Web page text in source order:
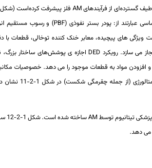
گسترده‌ای از فرآیندهایAM
فلز پیشرفت کرده‌است (شکل 1-
PBF) و رسوب مستقیم انرژی
های پیچیده، معابر خنک کننده توخالی، قطعات با دقت
سازد. رویکردDEDاجازه ی پوشش‌های ساختار بزرگ، نرخ
مواد به قطعات موجود را می دهد. خصوصیات مکانیکی
حداقل در سطح شمش متالورژی (از جمله چقرمگی شکست) در شکل 1-2-11 نشان داده
تیتانیوم توسطAM
ساخته شده است. شکل 1-2-12 سه